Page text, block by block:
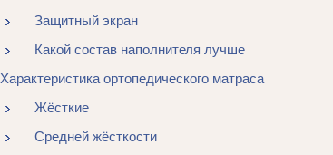
Защитный экран
Какой состав наполнителя лучше
Характеристика ортопедического матраса
Жёсткие
Средней жёсткости